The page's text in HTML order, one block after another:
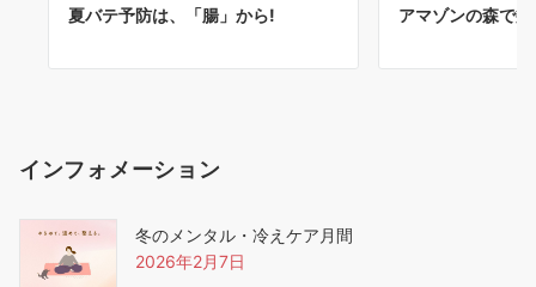
夏バテ予防は、「腸」から! アマゾンの森で
インフォメーション
冬のメンタル・冷えケア月間
2026年2月7日